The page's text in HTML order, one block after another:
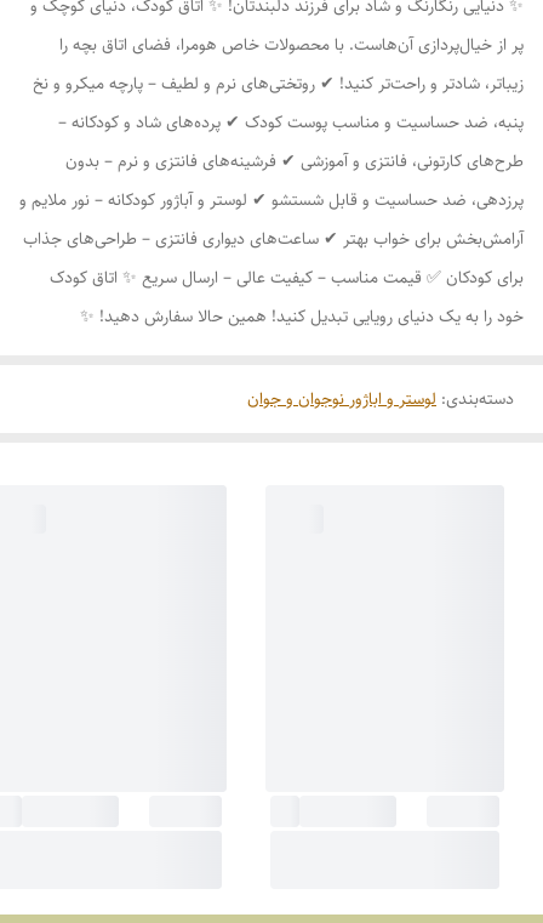
✨ دنیایی رنگارنگ و شاد برای فرزند دلبندتان! ✨ اتاق کودک، دنیای کوچک و
پر از خیال‌پردازی آن‌هاست. با محصولات خاص هومرا، فضای اتاق بچه را
زیباتر، شادتر و راحت‌تر کنید! ✔ روتختی‌های نرم و لطیف – پارچه میکرو و نخ
پنبه، ضد حساسیت و مناسب پوست کودک ✔ پرده‌های شاد و کودکانه –
طرح‌های کارتونی، فانتزی و آموزشی ✔ فرشینه‌های فانتزی و نرم – بدون
پرزدهی، ضد حساسیت و قابل شستشو ✔ لوستر و آباژور کودکانه – نور ملایم و
آرامش‌بخش برای خواب بهتر ✔ ساعت‌های دیواری فانتزی – طراحی‌های جذاب
برای کودکان ✅ قیمت مناسب – کیفیت عالی – ارسال سریع ✨ اتاق کودک
خود را به یک دنیای رویایی تبدیل کنید! همین حالا سفارش دهید! ✨
دسته‌بندی: لوستر و اباژور نوجوان و جوان